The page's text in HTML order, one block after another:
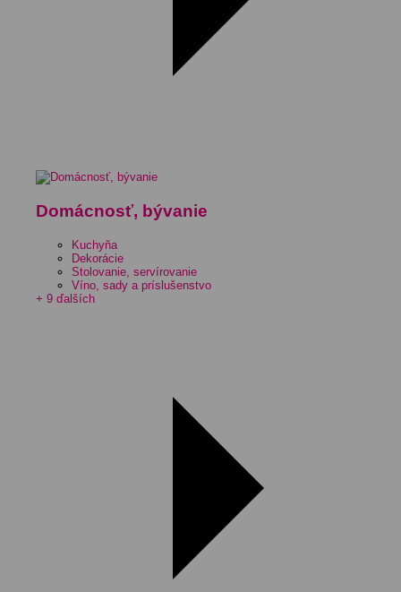
Domácnosť, bývanie
Kuchyňa
Dekorácie
Stolovanie, servírovanie
Víno, sady a príslušenstvo
+ 9 ďalších